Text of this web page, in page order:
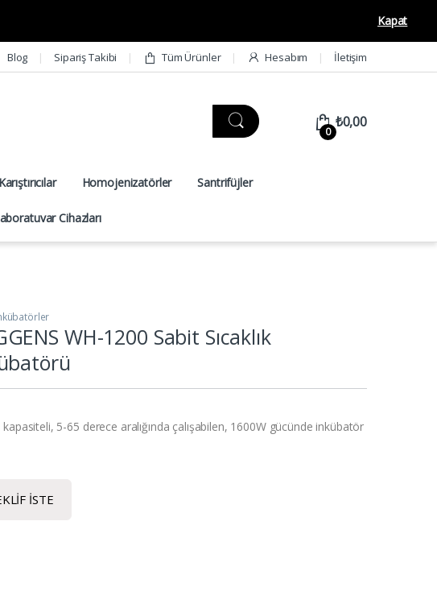
Kapat
Blog Sipariş Takibi Tüm Ürünler Hesabım İletişim
0
₺0,00
Homojenizatörler Santrifüjler
Cihazları
WH-1200 Sabit Sıcaklık
5-65 derece aralığında çalışabilen, 1600W gücünde inkübatör
İSTE